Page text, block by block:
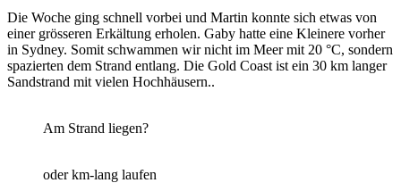
Die Woche ging schnell vorbei und Martin konnte sich etwas von
einer grösseren Erkältung erholen. Gaby hatte eine Kleinere vorher
in Sydney. Somit schwammen wir nicht im Meer mit 20 °C, sondern
spazierten dem Strand entlang. Die Gold Coast ist ein 30 km langer
Sandstrand mit vielen Hochhäusern..
Am Strand liegen?
oder km-lang laufen